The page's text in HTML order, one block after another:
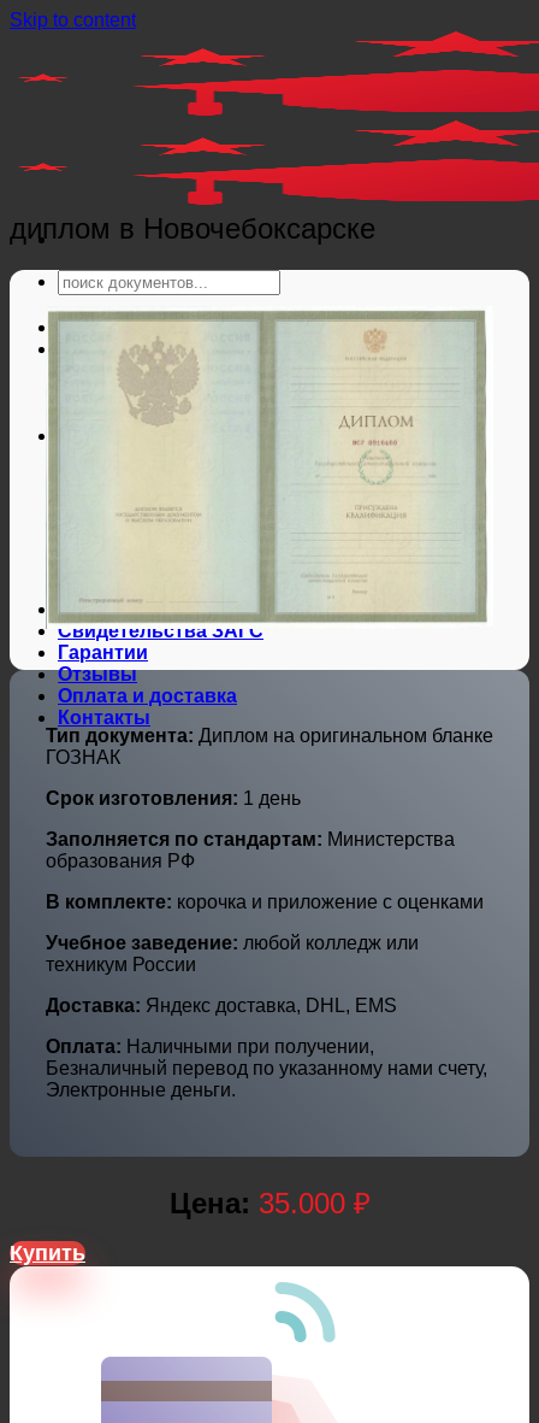
Skip to content
Главная
Справки
Мед справки
Справки из гос. органов
Справки ЗАГС
Дипломы и аттестаты Беларуси
Дипломы и аттестаты Казахстана
Нотариальные и юр. услуги
Свидетельства ЗАГС
Гарантии
Отзывы
Оплата и доставка
Контакты
диплом в Новочебоксарске
Тип документа: Диплом на оригинальном бланке
ГОЗНАК
Срок изготовления: 1 день
Заполняется по стандартам: Министерства
образования РФ
В комплекте: корочка и приложение с оценками
Учебное заведение: любой колледж или
техникум России
Доставка: Яндекс доставка, DHL, EMS
Оплата: Наличными при получении,
Безналичный перевод по указанному нами счету,
Электронные деньги.
Цена: 35.000 ₽
Купить